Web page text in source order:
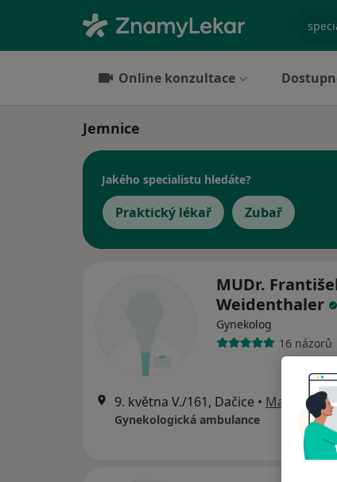
Online konzultace
Jemnice
Jakého specialistu hledáte?
Praktický lékař Zubař
MUDr.
Weidenthaler
Gynekolog
16 názorů
9. května V./161, Dačice • Mapa
Gynekologická ambulance